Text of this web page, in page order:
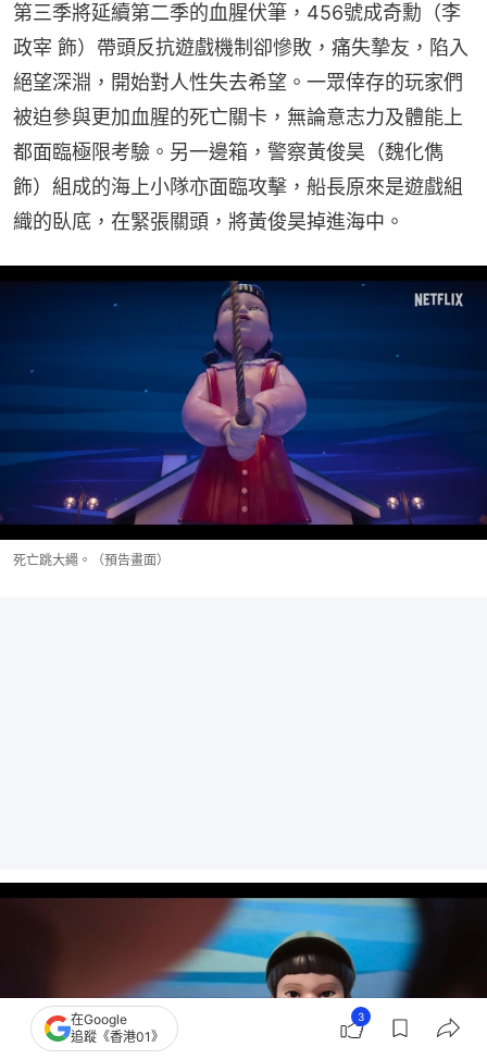
第三季將延續第二季的血腥伏筆，456號成奇勳（李
政宰 飾）帶頭反抗遊戲機制卻慘敗，痛失摯友，陷入
絕望深淵，開始對人性失去希望。一眾倖存的玩家們
被迫參與更加血腥的死亡關卡，無論意志力及體能上
都面臨極限考驗。另一邊箱，警察黃俊昊（魏化儁
飾）組成的海上小隊亦面臨攻擊，船長原來是遊戲組
織的臥底，在緊張關頭，將黃俊昊掉進海中。
死亡跳大繩。（預告畫面）
在Google
追蹤《香港01》
3